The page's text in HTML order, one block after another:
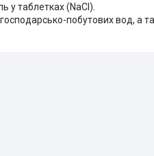
у таблетках (NaCl).
побутових вод, а